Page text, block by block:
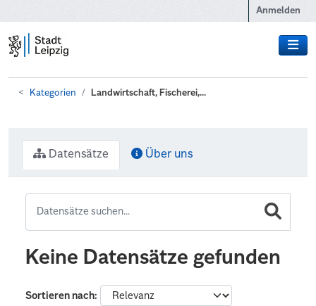
Anmelden
Kategorien Landwirtschaft, Fischerei,...
Datensätze Über uns
Keine Datensätze gefunden
Sortieren nach